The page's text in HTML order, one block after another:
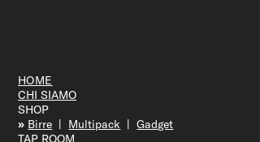
HOME
CHI SIAMO
SHOP
» Birre Multipack |Gadget